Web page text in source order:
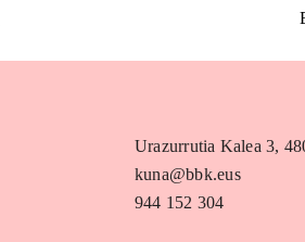
Urazurrutia Kalea 3,
kuna@bbk.eus
944 152 304